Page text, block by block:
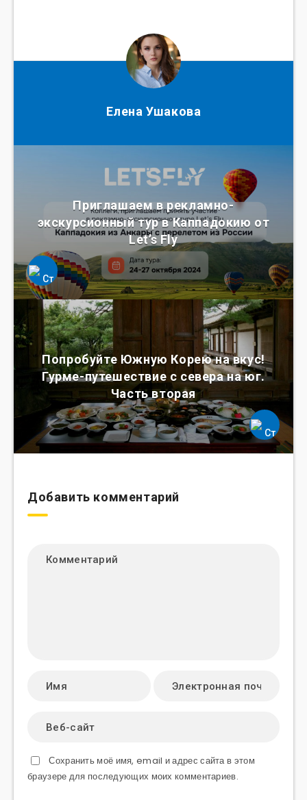
Елена Ушакова
Приглашаем в рекламно-
экскурсионный тур в Каппадокию от
Let’s Fly
Попробуйте Южную Корею на вкус!
Гурме-путешествие с севера на юг.
Часть вторая
Добавить комментарий
Сохранить моё имя, email и адрес сайта в этом
браузере для последующих моих комментариев.